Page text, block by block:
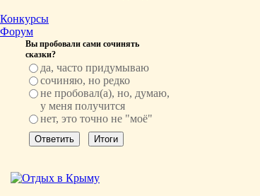
Конкурсы
Форум
Вы пробовали сами сочинять
сказки?
да, часто придумываю
сочиняю, но редко
не пробовал(а), но, думаю,
у меня получится
нет, это точно не "моё"